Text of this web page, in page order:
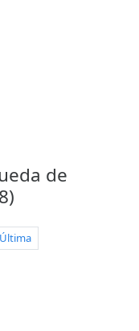
de
Última